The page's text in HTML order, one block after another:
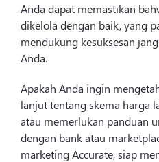
Anda dapat memastikan
dikelola dengan baik, yang
mendukung kesuksesan
Anda.
Apakah Anda ingin
lanjut tentang skema harga
atau memerlukan panduan
dengan bank atau
marketing Accurate, siap